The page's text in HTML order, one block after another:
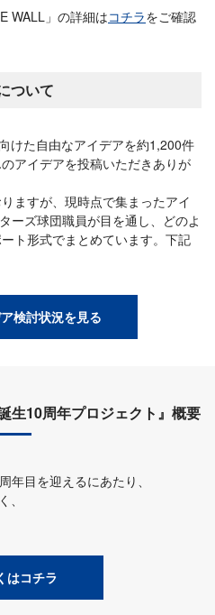
WALL」の詳細はコチラをご確認
ついて
けた自由なアイデアを約1,200件
アイデアを投稿いただきありが
ますが、現時点で集まったアイ
ーズ球団職員が目を通し、どのよ
ト形式でまとめています。下記
検討状況を見る
生10周年プロジェクト』概要
年目を迎えるにあたり、
はコチラ